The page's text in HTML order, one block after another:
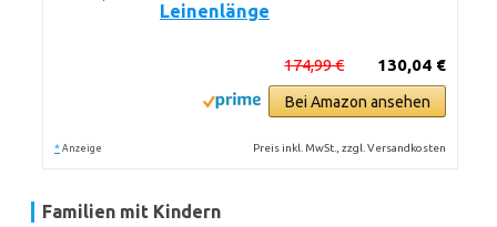
Leinenlänge
130,04 €
174,99 €
Bei Amazon ansehen
* Anzeige Preis inkl. MwSt., zzgl. Versandkosten
Familien mit Kindern